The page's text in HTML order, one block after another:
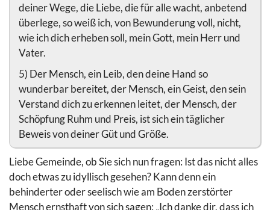
deiner Wege, die Liebe, die für alle wacht, anbetend
überlege, so weiß ich, von Bewunderung voll, nicht,
wie ich dich erheben soll, mein Gott, mein Herr und
Vater.
5) Der Mensch, ein Leib, den deine Hand so
wunderbar bereitet, der Mensch, ein Geist, den sein
Verstand dich zu erkennen leitet, der Mensch, der
Schöpfung Ruhm und Preis, ist sich ein täglicher
Beweis von deiner Güt und Größe.
Liebe Gemeinde, ob Sie sich nun fragen: Ist das nicht alles
doch etwas zu idyllisch gesehen? Kann denn ein
behinderter oder seelisch wie am Boden zerstörter
Mensch ernsthaft von sich sagen: „Ich danke dir, dass ich